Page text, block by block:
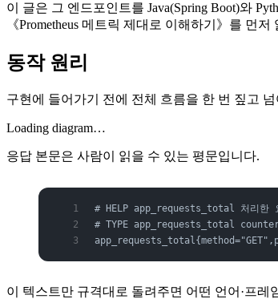
이 글은 그 엔드포인트를 Java(Spring Boot)와
《Prometheus 메트릭 제대로 이해하기》를 먼
동작 원리
구현에 들어가기 전에 전체 흐름을 한 번 짚고
Loading diagram…
응답 본문은 사람이 읽을 수 있는 평문입니다.
# HELP app_requests_total 처리한
# TYPE app_requests_total
이 텍스트만 규격대로 돌려주면 어떤 언어·프